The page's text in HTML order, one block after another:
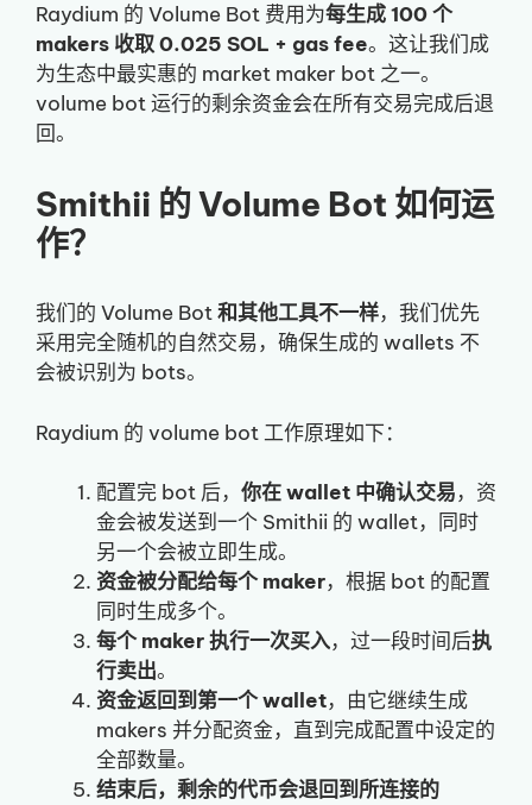
Raydium 的 Volume Bot 费用为每生成 100 个
makers 收取 0.025 SOL + gas fee。这让我们成
为生态中最实惠的 market maker bot 之一。
volume bot 运行的剩余资金会在所有交易完成后退
回。
Smithii 的 Volume Bot 如何运
作？
我们的 Volume Bot和其他工具不一样，我们优先
采用完全随机的自然交易，确保生成的 wallets 不
会被识别为 bots。
Raydium 的 volume bot 工作原理如下：
配置完 bot 后， 你在 wallet 中确认交易，资
金会被发送到一个 Smithii 的 wallet，同时
另一个会被立即生成。
资金被分配给每个 maker，根据 bot 的配置
同时生成多个。
每个 maker 执行一次买入，过一段时间后执
行卖出。
资金返回到第一个 wallet，由它继续生成
makers 并分配资金，直到完成配置中设定的
全部数量。
结束后，剩余的代币会退回到所连接的